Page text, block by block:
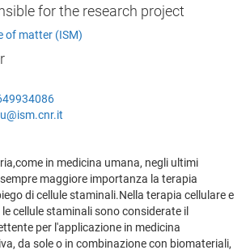
for the research project
of matter (ISM)
in medicina umana, negli ultimi
maggiore importanza la terapia
di cellule staminali.Nella terapia cellulare e
cellule staminali sono considerate il
per l'applicazione in medicina
da sole o in combinazione con biomateriali,